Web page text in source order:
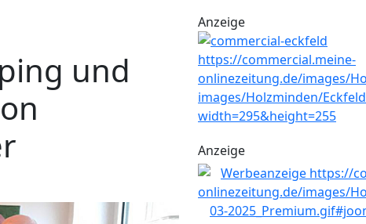
und
Anzeige
Anzeige